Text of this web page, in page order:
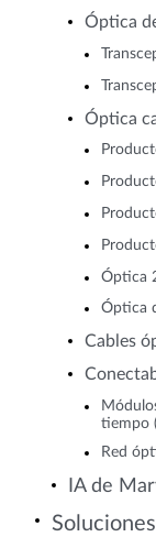
Óptica
Óptica
Óptica
Óptica
Cables
tiempo
Red
IA de